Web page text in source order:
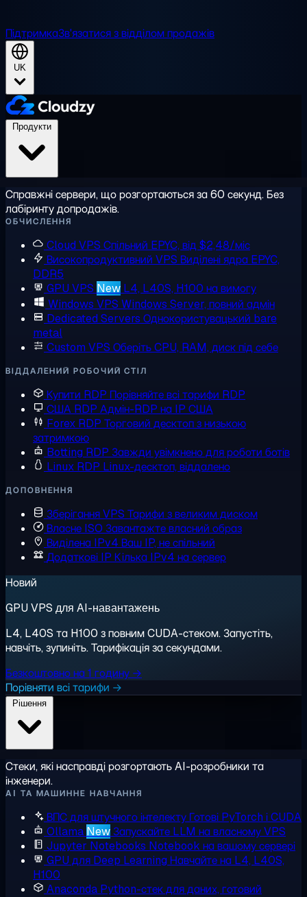
ПідтримкаЗв'язатися з відділом продажів
UK
Справжні сервери, що розгортаються за 60 секунд. Без
лабіринту допродажів.
ОБЧИСЛЕННЯ
Cloud VPS Спільний EPYC, від $2,48/міс
Високопродуктивний VPS Виділені ядра EPYC,
DDR5
GPU VPS New L4, L40S, H100 на вимогу
Windows VPS Windows Server, повний адмін
Dedicated Servers Однокористувацький bare
metal
Custom VPS Оберіть CPU, RAM, диск під себе
ВІДДАЛЕНИЙ РОБОЧИЙ СТІЛ
Купити RDP Порівняйте всі тарифи RDP
США RDP Адмін-RDP на IP США
Forex RDP Торговий десктоп з низькою
затримкою
Botting RDP Завжди увімкнено для роботи ботів
Linux RDP Linux-десктоп, віддалено
ДОПОВНЕННЯ
Зберігання VPS Тарифи з великим диском
Власне ISO Завантажте власний образ
Виділена IPv4 Ваш IP, не спільний
Додаткові IP Кілька IPv4 на сервер
Новий
GPU VPS для AI-навантажень
L4, L40S та H100 з повним CUDA-стеком. Запустіть,
навчіть, зупиніть. Тарифікація за секундами.
Безкоштовно на 1 годину →
Порівняти всі тарифи →
Стеки, які насправді розгортають AI-розробники та
інженери.
AI ТА МАШИННЕ НАВЧАННЯ
ВПС для штучного інтелектуГотові PyTorch і CUDA
Ollama NewЗапускайте LLM на власному VPS
Jupyter Notebooks Notebook на вашому сервері
GPU для Deep Learning Навчайте на L4, L40S,
H100
Anaconda Python-стек для даних, готовий